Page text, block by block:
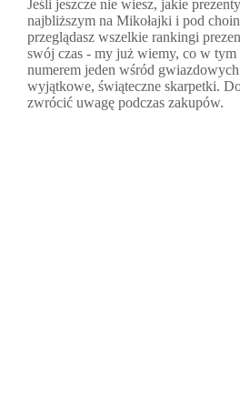
Jeśli jeszcze nie wiesz, jakie
najbliższym na Mikołajki i pod
przeglądasz wszelkie rankingi
swój czas - my już wiemy, co w tym
numerem jeden wśród
wyjątkowe, świąteczne skarpetki.
zwrócić uwagę podczas zakupów.